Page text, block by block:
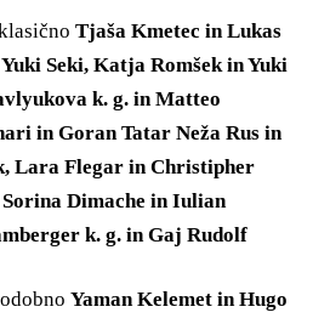
Tjaša Kmetec in Lukas
Seki, Katja Romšek in Yuki
k. g. in Matteo
in Goran Tatar Neža Rus in
Lara Flegar in Christipher
Sorina Dimache in Iulian
k. g. in Gaj Rudolf
Yaman Kelemet in Hugo